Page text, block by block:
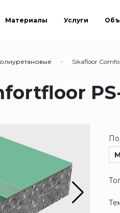
Материалы Услуги
Sikafloor